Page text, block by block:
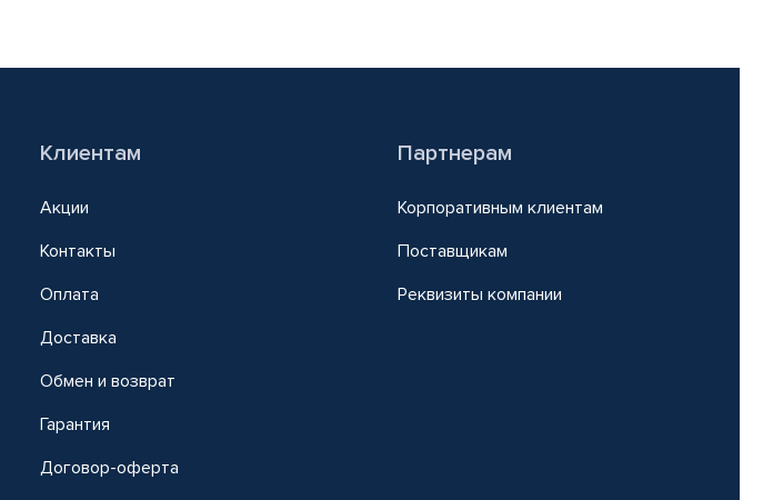
Клиентам
Акции
Контакты
Оплата
Доставка
Обмен и возврат
Гарантия
Договор-оферта
Партнерам
Корпоративным клиентам
Поставщикам
Реквизиты компании